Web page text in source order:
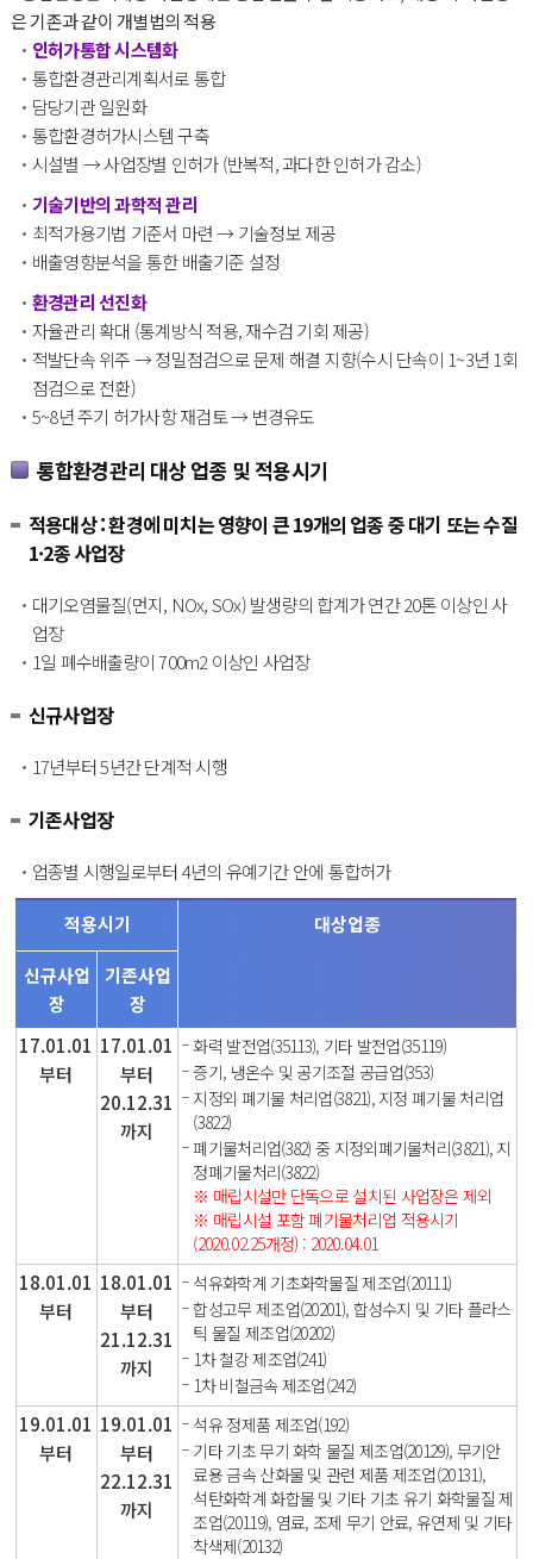
은 기존과 같이 개별법의 적용
인허가통합 시스템화
통합환경관리계획서로 통합
담당기관 일원화
통합환경허가시스템 구축
시설별 → 사업장별 인허가 (반복적, 과다한 인허가 감소)
기술기반의 과학적 관리
최적가용기법 기준서 마련 → 기술정보 제공
배출영향분석을 통한 배출기준 설정
환경관리 선진화
자율관리 확대 (통계방식 적용, 재수검 기회 제공)
적발단속 위주 → 정밀점검으로 문제 해결 지향(수시 단속이 1~3년 1회
점검으로 전환)
5~8년 주기 허가사항 재검토 → 변경유도
통합환경관리 대상 업종 및 적용시기
적용대상 : 환경에 미치는 영향이 큰 19개의 업종 중 대기 또는 수질
1·2종 사업장
대기오염물질(먼지, NOx, SOx) 발생량의 합계가 연간 20톤 이상인 사
업장
1일 폐수배출량이 700m2 이상인 사업장
신규사업장
17년부터 5년간 단계적 시행
기존사업장
업종별 시행일로부터 4년의 유예기간 안에 통합허가
적용시기 대상업종
신규사업
장
기존사업
장
17.01.01
부터
17.01.01
부터
20.12.31
까지
화력 발전업(35113), 기타 발전업(35119)
증기, 냉온수 및 공기조절 공급업(353)
지정외 폐기물 처리업(3821), 지정 폐기물 처리업
(3822)
폐기물처리업(382) 중 지정외폐기물처리(3821), 지
정폐기물처리(3822)
※ 매립시설만 단독으로 설치된 사업장은 제외
※ 매립시설 포함 폐기물처리업 적용시기
(2020.02.25개정) : 2020.04.01
18.01.01
부터
18.01.01
부터
21.12.31
까지
석유화학계 기초화학물질 제조업(20111)
합성고무 제조업(20201), 합성수지 및 기타 플라스
틱 물질 제조업(20202)
1차 철강 제조업(241)
1차 비철금속 제조업(242)
19.01.01
부터
19.01.01
부터
22.12.31
까지
석유 정제품 제조업(192)
기타 기초 무기 화학 물질 제조업(20129), 무기안
료용 금속 산화물 및 관련 제품 제조업(20131),
석탄화학계 화합물 및 기타 기초 유기 화학물질 제
조업(20119), 염료, 조제 무기 안료, 유연제 및 기타
착색제(20132)